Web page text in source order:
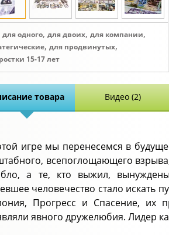
для одного, для двоих, для компании,
, для продвинутых,
15-17 лет
товара Видео (2)
игре мы перенесемся в
всепоглощающего
а те, кто выжил,
человечество стало искать
Прогресс и Спасение, их
явного дружелюбия. Лидер